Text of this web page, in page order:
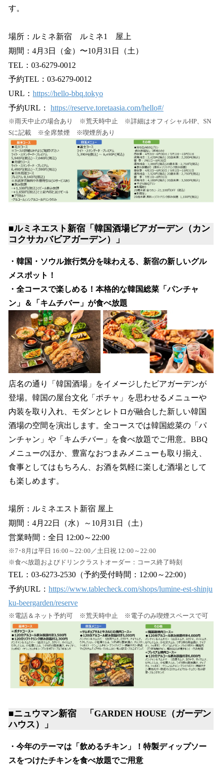
す。
場所：ルミネ新宿 ルミネ1 屋上
期間：4月3日（金）〜10月31日（土）
TEL：03-6279-0012
予約TEL：03-6279-0012
URL： https://hello-bbq.tokyo
予約URL： https://reserve.toretaasia.com/hello#/
※雨天中止の場合あり ※荒天時中止 ※詳細はオフィシャルHP、SN
Sに記載 ※全席禁煙 ※喫煙所あり
■ルミネエスト新宿「韓国酒場ビアガーデン（カン
コクサカバビアガーデン）」
・韓国・ソウル旅行気分を味わえる、新宿の新しいグル
メスポット！
・全コースで楽しめる！本格的な韓国総菜「パンチャ
ン」＆「キムチバー」が食べ放題
店名の通り「韓国酒場」をイメージしたビアガーデンが
登場。韓国の屋台文化「ポチャ」を思わせるメニューや
内装を取り入れ、モダンとレトロが融合した新しい韓国
酒場の空間を演出します。全コースでは韓国総菜の「パ
ンチャン」や「キムチバー」を食べ放題でご用意。BBQ
メニューのほか、豊富なおつまみメニューも取り揃え、
食事としてはもちろん、お酒を気軽に楽しむ酒場として
も楽しめます。
場所：ルミネエスト新宿 屋上
期間：4月22日（水）～10月31日（土）
営業時間：全日 12:00～22:00
※7･8月は平日 16:00～22:00／土日祝 12:00～22:00
※食べ放題およびドリンクラストオーダー：コース終了時刻
TEL：03-6273-2530（予約受付時間：12:00～22:00）
予約URL： https://www.tablecheck.com/shops/lumine-est-shinju
ku-beergarden/reserve
※電話＆ネット予約可 ※荒天時中止 ※電子のみ喫煙スペースで可
■ニュウマン新宿 「GARDEN HOUSE（ガーデン
ハウス）」
・今年のテーマは「飲めるチキン」！特製ディップソー
スをつけたチキンを食べ放題でご用意